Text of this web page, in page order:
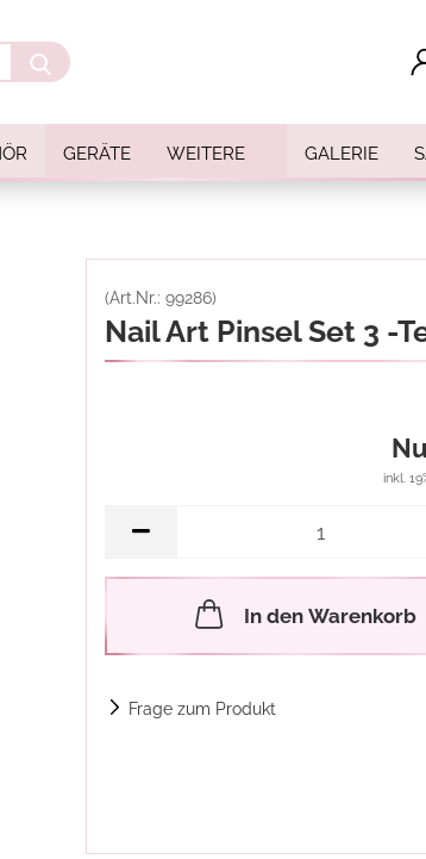
Suche...
GERÄTE GALERIE
WEITERE
(Art.Nr.: 99286)
Nail Art Pinsel Set 3 -
inkl.
In den Warenkorb
Frage zum Produkt